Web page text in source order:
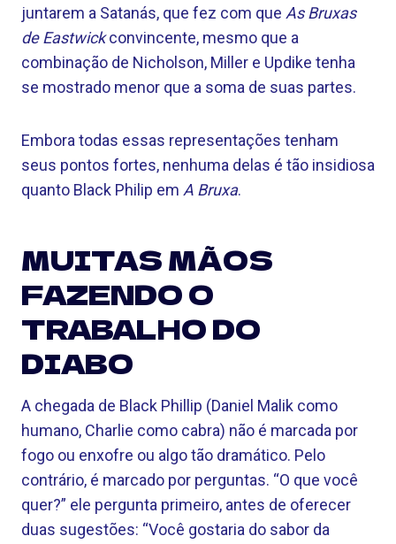
juntarem a Satanás, que fez com que As Bruxas
de Eastwickconvincente, mesmo que a
combinação de Nicholson, Miller e Updike tenha
se mostrado menor que a soma de suas partes.
Embora todas essas representações tenham
seus pontos fortes, nenhuma delas é tão insidiosa
quanto Black Philip em A Bruxa.
MUITAS MÃOS
FAZENDO O
TRABALHO DO
DIABO
A chegada de Black Phillip (Daniel Malik como
humano, Charlie como cabra) não é marcada por
fogo ou enxofre ou algo tão dramático. Pelo
contrário, é marcado por perguntas. “O que você
quer?” ele pergunta primeiro, antes de oferecer
duas sugestões: “Você gostaria do sabor da